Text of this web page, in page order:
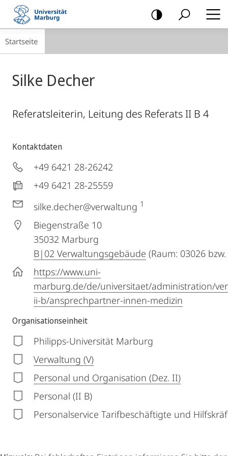
Mobile-
Navigation
Navigation
Startseite
Silke Decher
Referatsleiterin, Leitung des Referats II B 4
Kontaktdaten
+49 6421 28-26242
+49 6421 28-25559
silke.decher@verwaltung 1
Biegenstraße 10
35032 Marburg
B|02 Verwaltungsgebäude (Raum: 03026
https://www.uni-
marburg.de/de/universitaet/administration/
ii-b/ansprechpartner-innen-medizin
Organisationseinheit
Philipps-Universität Marburg
Verwaltung (V)
Personal und Organisation (Dez. II)
Personal (II B)
Personalservice Tarifbeschäftigte und